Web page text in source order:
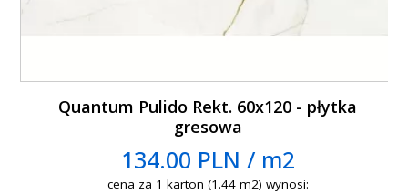
Quantum Pulido Rekt. 60x120 - płytka
gresowa
134.00 PLN / m2
cena za 1 karton (1.44 m2) wynosi: